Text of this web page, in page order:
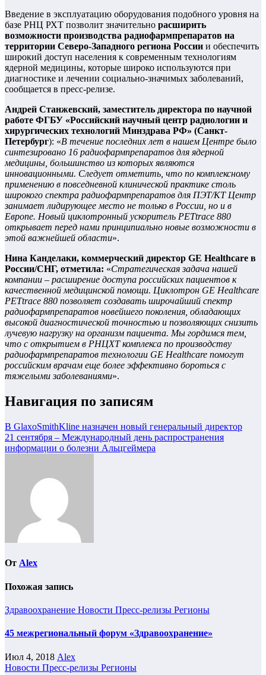
Введение в эксплуатацию оборудования подобного уровня на
базе РНЦ РХТ позволит значительно расширить
возможности производства радиофармпрепаратов на
территории Северо-Западного региона России и обеспечить
широкий доступ населения к современным технологиям
ядерной медицины, которые широко используются при
диагностике и лечении социально-значимых заболеваний,
сообщается в пресс-релизе.
Андрей Станжевский, заместитель директора по научной
работе ФГБУ «Российский научный центр радиологии и
хирургических технологий Минздрава РФ» (Санкт-
Петербург): «В течение последних лет в нашем Центре было
синтезировано 16 радиофармпрепаратов для ядерной
медицины, большинство из которых являются
инновационными. Следует отметить, что по комплексному
применению в повседневной клинической практике столь
широкого спектра радиофармпрепаратов для ПЭТ/КТ Центр
занимает лидирующее место не только в России, но и в
Европе. Новый циклотронный ускоритель PETtrace 880
открывает перед нами принципиально новые возможности в
этой важнейшей области».
Нина Канделаки, коммерческий директор GE Healthcare в
России/СНГ, отметила: «Стратегическая задача нашей
компании – расширение доступа российских пациентов к
качественной медицинской помощи. Циклотрон GE Healthcare
PETtrace 880 позволяет создавать широчайший спектр
радиофармпрепаратов новейшего поколения, обладающих
высокой диагностической точностью и позволяющих снизить
лучевую нагрузку на организм пациента. Мы гордимся тем,
что с открытием в РНЦХТ комплекса по производству
радиофармпрепаратов технологии GE Healthcare помогут
российским врачам еще более эффективно бороться с
тяжелыми заболеваниями».
Навигация по записям
В GlaxoSmithKline назначен новый генеральный директор
21 сентября – Международный день распространения
информации о болезни Альцгеймера
От Alex
Похожая запись
Здравоохранение Новости Пресс-релизы Регионы
45 межрегиональный форум «Здравоохранение»
Июл 4, 2018 Alex
Новости Пресс-релизы Регионы